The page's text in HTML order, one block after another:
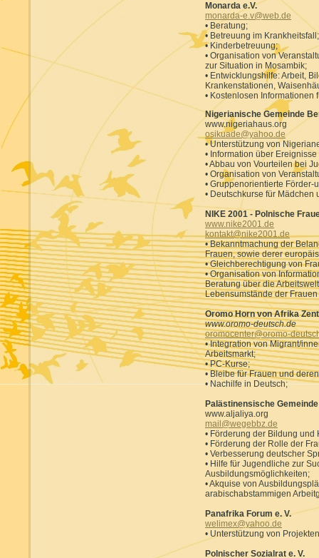
Monarda e.V.
monarda-e.v@web.de
• Beratung;
• Betreuung im Krankheitsfall;
• Kinderbetreuung;
• Organisation von
zur Situation in Mosambik;
• Entwicklungshilfe: Arbeit,
Krankenstationen,
• Kostenlosen Informationen
Nigerianische Gemeinde
www.nigeriahaus.org
osikuade@yahoo.de
• Unterstützung von
• Information über
• Abbau von Vourteilen bei
• Organisation von
• Gruppenorientierte
• Deutschkurse für Mädchen
NIKE 2001 - Polnische
www.nike2001.de
kontakt@nike2001.de
• Bekanntmachung der
Frauen, sowie derer
• Gleichberechtigung von
• Organisation von
Beratung über die
Lebensumstände der
Oromo Horn von Afrika
www.oromo-deutsch.de
oromocenter@oromo-
• Integration von Migrant/
Arbeitsmarkt;
• PC-Kurse;
• Bleibe für Frauen und
• Nachilfe in Deutsch;
Palästinensische Gemeinde
www.aljaliya.org
mail@wegebbz.de
• Förderung der Bildung und
• Förderung der Rolle der
• Verbesserung deutscher
• Hilfe für Jugendliche zur
Ausbildungsmöglichkeiten;
• Akquise von
arabischabstammigen
Panafrika Forum e. V.
welimex@yahoo.de
• Unterstützung von
Polnischer Sozialrat e. V.